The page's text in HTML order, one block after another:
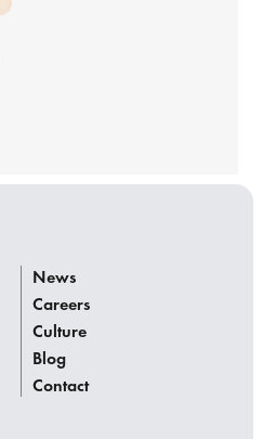
News
Careers
Culture
Blog
Contact